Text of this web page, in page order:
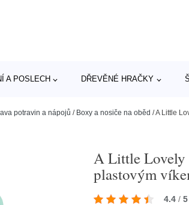
A POSLECH DŘEVĚNÉ HRAČKY
potravin a nápojů / Boxy a nosiče na oběd /A Little
A Little Lovely
plastovým
4.4 / 5